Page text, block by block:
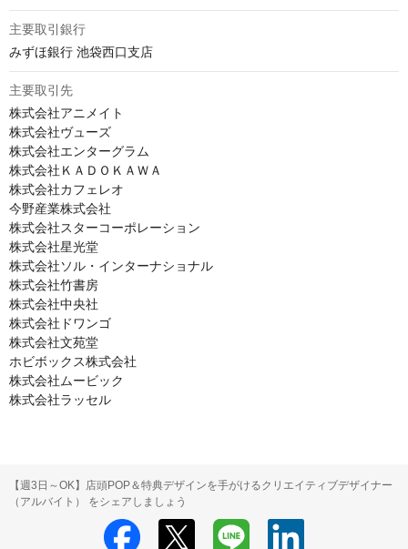
主要取引銀行
みずほ銀行 池袋西口支店
主要取引先
株式会社アニメイト
株式会社ヴューズ
株式会社エンターグラム
株式会社ＫＡＤＯＫＡＷＡ
株式会社カフェレオ
今野産業株式会社
株式会社スターコーポレーション
株式会社星光堂
株式会社ソル・インターナショナル
株式会社竹書房
株式会社中央社
株式会社ドワンゴ
株式会社文苑堂
ホビボックス株式会社
株式会社ムービック
株式会社ラッセル
【週3日～OK】店頭POP＆特典デザインを手がけるクリエイティブデザイナー
（アルバイト） をシェアしましょう